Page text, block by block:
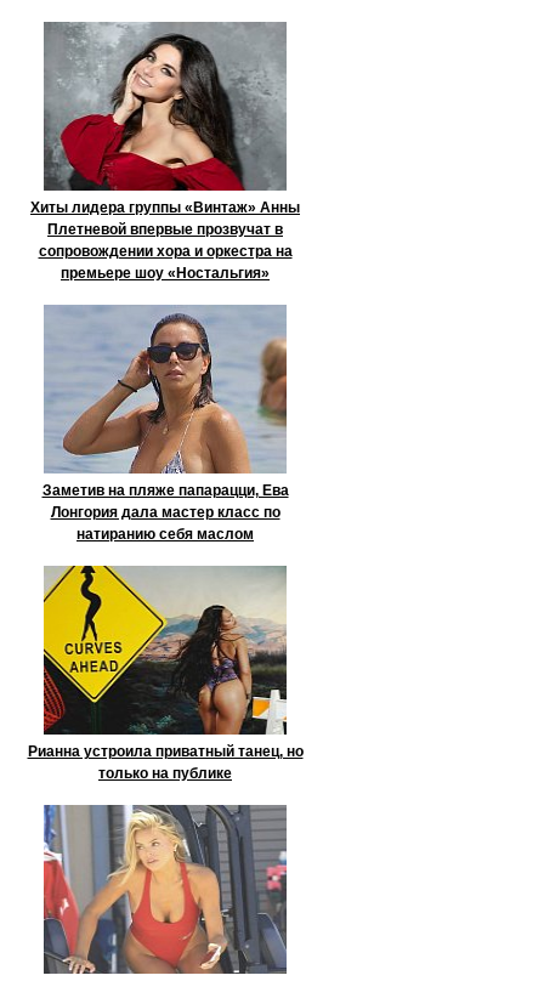
Хиты лидера группы «Винтаж» Анны
Плетневой впервые прозвучат в
сопровождении хора и оркестра на
премьере шоу «Ностальгия»
Заметив на пляже папарацци, Ева
Лонгория дала мастер класс по
натиранию себя маслом
Рианна устроила приватный танец, но
только на публике